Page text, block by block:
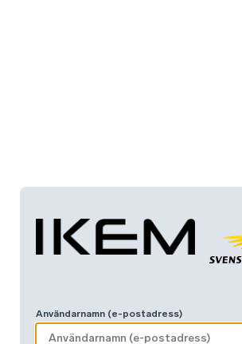
Användarnamn (e-postadress)